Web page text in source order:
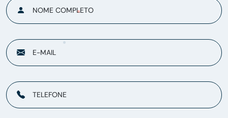
NOME COMPLETO
E-MAIL
TELEFONE